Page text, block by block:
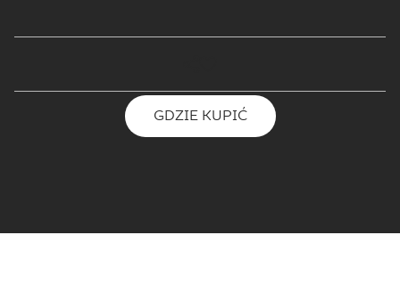
GDZIE KUPIĆ